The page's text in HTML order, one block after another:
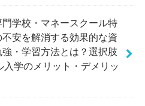
門学校・マネースクール特
安を解消する効果的な資
・学習方法とは？選択肢
学のメリット・デメリッ